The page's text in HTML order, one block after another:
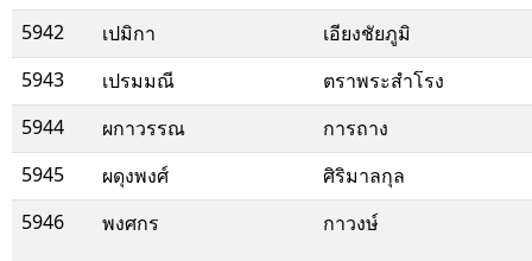
5942
เปมิกา
เอียงชัยภูมิ
5943
เปรมมณี
ตราพระสำโรง
5944
ผกาวรรณ
การถาง
5945
ผดุงพงศ์
ศิริมาลกุล
5946
พงศกร กาวงษ์